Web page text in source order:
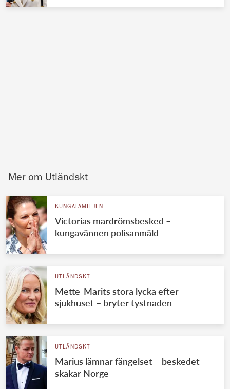
Mer om Utländskt
KUNGAFAMILJEN
Victorias mardrömsbesked –
kungavännen polisanmäld
UTLÄNDSKT
Mette-Marits stora lycka efter
sjukhuset – bryter tystnaden
UTLÄNDSKT
Marius lämnar fängelset – beskedet
skakar Norge